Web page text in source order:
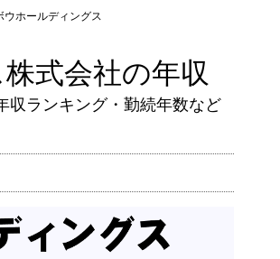
ウホールディングス
式会社の年収
収ランキング・勤続年数など